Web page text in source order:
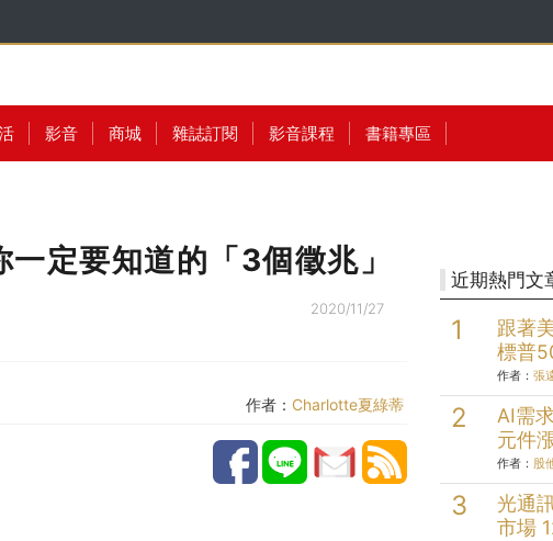
影音 商城 雜誌訂閱 影音課程 書籍專區
定要知道的「3個徵兆」
2020/11/27
作者： Charlotte夏綠蒂
近期熱門文
跟著
標普
擇？
作者： 張
AI需
元件
作者： 股
光通
市場